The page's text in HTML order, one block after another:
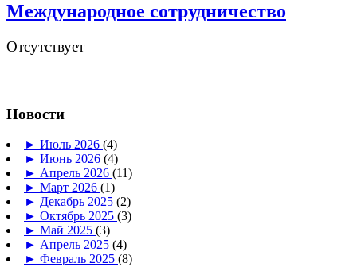
Международное сотрудничество
Отсутствует
Новости
► Июль 2026 (4)
► Июнь 2026 (4)
► Апрель 2026 (11)
► Март 2026 (1)
► Декабрь 2025 (2)
► Октябрь 2025 (3)
► Май 2025 (3)
► Апрель 2025 (4)
► Февраль 2025 (8)